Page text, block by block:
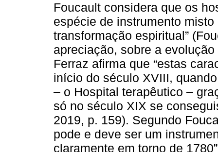
Foucault considera que os
espécie de instrumento
transformação espiritual”
apreciação, sobre a
Ferraz afirma que “estas
início do século XVIII,
– o Hospital terapêutico –
só no século XIX se
2019, p. 159). Segundo
pode e deve ser um
claramente em torno de